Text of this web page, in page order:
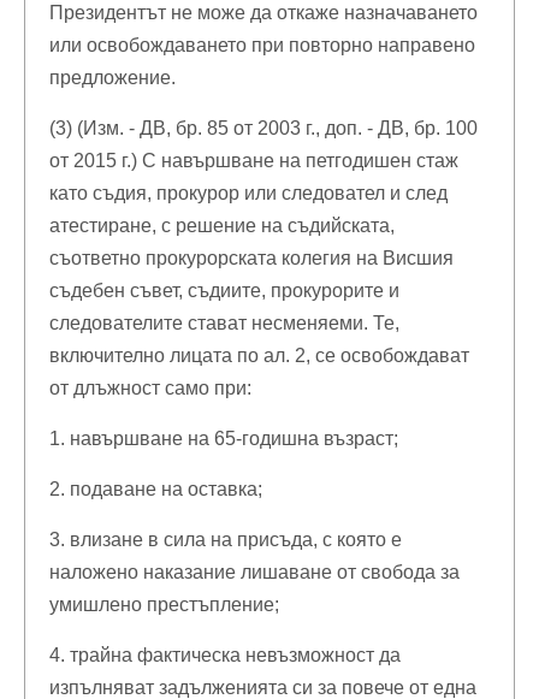
Президентът не може да откаже назначаването
или освобождаването при повторно направено
предложение.
(3) (Изм. - ДВ, бр. 85 от 2003 г., доп. - ДВ, бр. 100
от 2015 г.) С навършване на петгодишен стаж
като съдия, прокурор или следовател и след
атестиране, с решение на съдийската,
съответно прокурорската колегия на Висшия
съдебен съвет, съдиите, прокурорите и
следователите стават несменяеми. Те,
включително лицата по ал. 2, се освобождават
от длъжност само при:
1. навършване на 65-годишна възраст;
2. подаване на оставка;
3. влизане в сила на присъда, с която е
наложено наказание лишаване от свобода за
умишлено престъпление;
4. трайна фактическа невъзможност да
изпълняват задълженията си за повече от една